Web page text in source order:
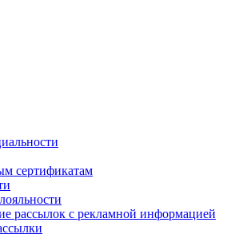
сертификатам
рассылок с рекламной информацией